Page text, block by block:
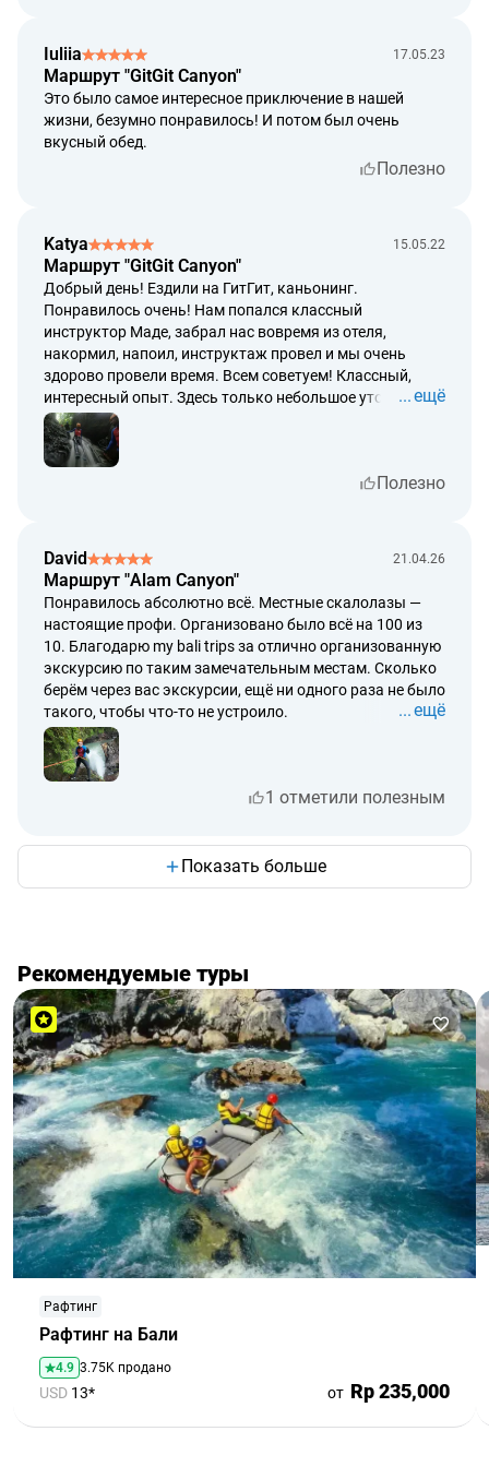
Iuliia 17.05.23
Маршрут "GitGit Canyon"
Это было самое интересное приключение в нашей
жизни, безумно понравилось! И потом был очень
вкусный обед.
Полезно
Katya 15.05.22
Маршрут "GitGit Canyon"
Добрый день! Ездили на ГитГит, каньонинг.
Понравилось очень! Нам попался классный
инструктор Маде, забрал нас вовремя из отеля,
накормил, напоил, инструктаж провел и мы очень
здорово провели время. Всем советуем! Классный,
интересный опыт. Здесь только небольшое уточнение,
вдруг кто-то едет ради прыжков - там только можно
прыгать с 3 метров, хотя на сайте написано от 3 до 8,
это не так, только 3 метра один прыжок в воду. А в
ещё
Полезно
David 21.04.26
Маршрут "Alam Canyon"
Понравилось абсолютно всё. Местные скалолазы —
настоящие профи. Организовано было всё на 100 из
10. Благодарю my bali trips за отлично организованную
экскурсию по таким замечательным местам. Сколько
берём через вас экскурсии, ещё ни одного раза не было
такого, чтобы что-то не устроило.
ещё
1 отметили полезным
Показать больше
Рекомендуемые туры
Рафтинг на Бали
Рафтинг
4.9 3.75K продано
USD 13* от Rp 235,000